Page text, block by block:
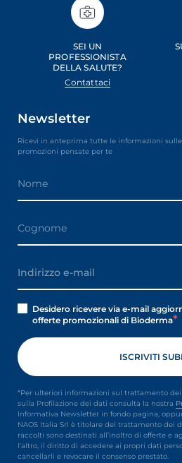
SEI UN
PROFESSIONISTA
DELLA SALUTE?
Contattaci
Newsletter
Ricevi in anteprima tutte le informazioni
promozioni pensate per te
Desidero ricevere via e-mail
offerte promozionali di Bioderma
*Per ulteriori informazioni sul trattamento
sulla Profilazione dei dati consulta la nostra
Informativa Newsletter in fondo pagina,
NAOS Italia Srl è titolare del trattamento dei
raccolti sono destinati all’inoltro di offerte e
l’altro, il diritto di accedere ai propri dati
cancellarli e revocare il consenso prestato.